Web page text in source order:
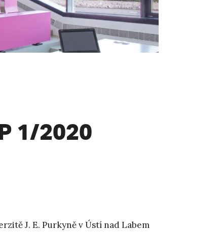
1/2020
J. E. Purkyně v Ústí nad Labem